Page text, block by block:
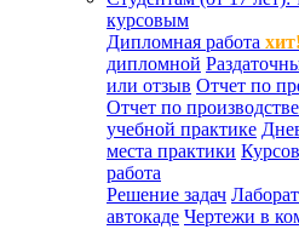
курсовым
Дипломная работа хит!
дипломной
или отзыв Отчет по
Отчет по
учебной практике
места практики
работа
Решение задач
автокаде Чертежи в